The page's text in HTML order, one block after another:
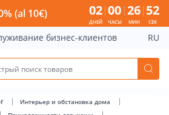
TRAMONTINA UTILITA
(al 10€) 02
ДНЕЙ
00
ЧАСЫ
26
МИН
51
СЕК
бизнес-клиентов RU
Интерьер и обстановка дома